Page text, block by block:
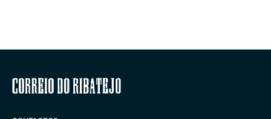
Correio do Ribatejo